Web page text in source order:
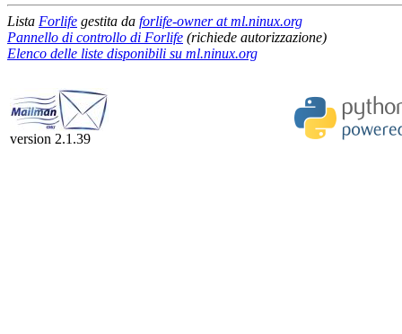
Lista Forlife gestita da forlife-owner at ml.ninux.org
Pannello di controllo di Forlife (richiede autorizzazione)
Elenco delle liste disponibili su ml.ninux.org
version 2.1.39